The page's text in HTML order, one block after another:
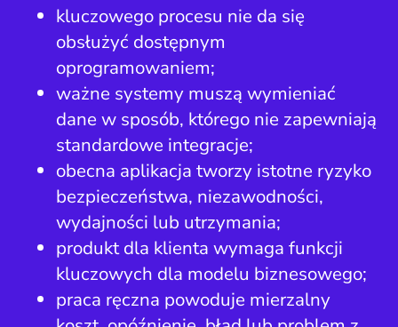
kluczowego procesu nie da się
obsłużyć dostępnym
oprogramowaniem;
ważne systemy muszą wymieniać
dane w sposób, którego nie zapewniają
standardowe integracje;
obecna aplikacja tworzy istotne ryzyko
bezpieczeństwa, niezawodności,
wydajności lub utrzymania;
produkt dla klienta wymaga funkcji
kluczowych dla modelu biznesowego;
praca ręczna powoduje mierzalny